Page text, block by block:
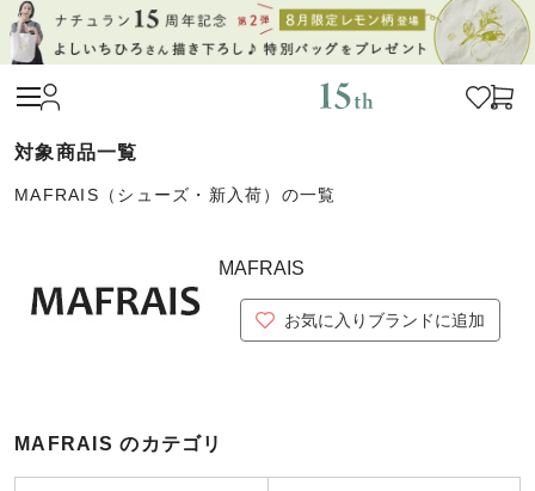
MAFRAIS（シューズ・新入荷）の一覧
MAFRAIS
お気に入りブランドに追加
MAFRAIS のカテゴリ